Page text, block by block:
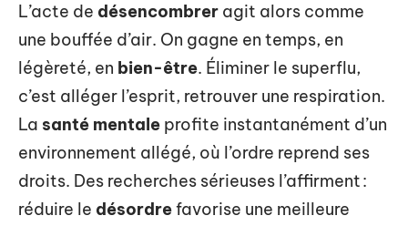
L’acte de désencombrer agit alors comme
une bouffée d’air. On gagne en temps, en
légèreté, en bien-être. Éliminer le superflu,
c’est alléger l’esprit, retrouver une respiration.
La santé mentale profite instantanément d’un
environnement allégé, où l’ordre reprend ses
droits. Des recherches sérieuses l’affirment :
réduire le désordrefavorise une meilleure